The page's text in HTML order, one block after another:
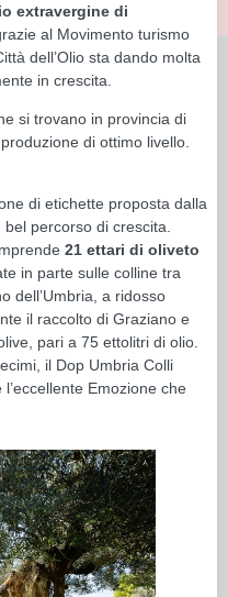
extravergine di
al Movimento turismo
dell’Olio sta dando molta
in crescita.
si trovano in provincia di
di ottimo livello.
di etichette proposta dalla
percorso di crescita.
21 ettari di oliveto
in parte sulle colline tra
dell’Umbria, a ridosso
il raccolto di Graziano e
pari a 75 ettolitri di olio.
il Dop Umbria Colli
Emozione che